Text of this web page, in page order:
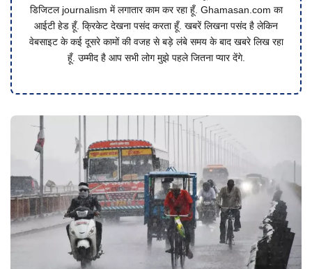
डिजिटल journalism में लगातार काम कर रहा हूँ. Ghamasan.com का
आईटी हेड हूँ. क्रिकेट देखना पसंद करता हूँ. खबरें लिखना पसंद है लेकिन
वेबसाइट के कई दूसरे कामों की वजह से बड़े लंबे समय के बाद खबरे लिख रहा
हूँ. उम्मीद है आप सभी लोग मुझे पहले जितना प्यार देंगे.